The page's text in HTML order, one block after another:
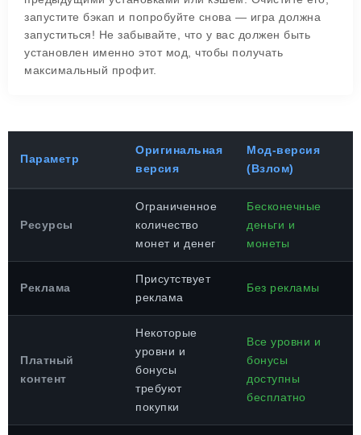
запустите бэкап и попробуйте снова — игра должна
запуститься! Не забывайте, что у вас должен быть
установлен именно этот мод, чтобы получать
максимальный профит.
Параметр
Оригинальная
версия
Мод-версия
(Взлом)
Ресурсы
Ограниченное
количество
монет и денег
Бесконечные
деньги и
монеты
Реклама
Присутствует
реклама
Без рекламы
Платный
контент
Некоторые
уровни и
бонусы
требуют
покупки
Все уровни и
бонусы
доступны
бесплатно